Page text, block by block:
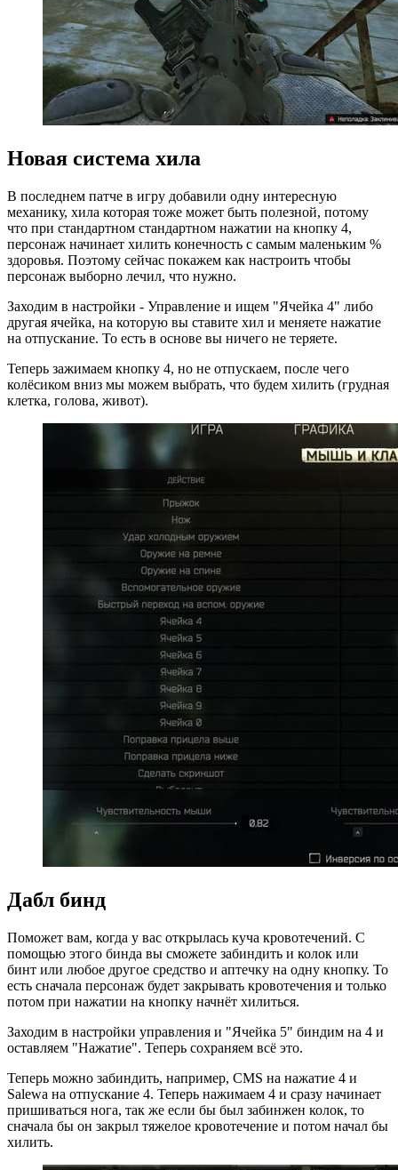
Новая система хила
В последнем патче в игру добавили одну интересную
механику, хила которая тоже может быть полезной, потому
что при стандартном стандартном нажатии на кнопку 4,
персонаж начинает хилить конечность с самым маленьким %
здоровья. Поэтому сейчас покажем как настроить чтобы
персонаж выборно лечил, что нужно.
Заходим в настройки - Управление и ищем "Ячейка 4" либо
другая ячейка, на которую вы ставите хил и меняете нажатие
на отпускание. То есть в основе вы ничего не теряете.
Теперь зажимаем кнопку 4, но не отпускаем, после чего
колёсиком вниз мы можем выбрать, что будем хилить (грудная
клетка, голова, живот).
Дабл бинд
Поможет вам, когда у вас открылась куча кровотечений. С
помощью этого бинда вы сможете забиндить и колок или
бинт или любое другое средство и аптечку на одну кнопку. То
есть сначала персонаж будет закрывать кровотечения и только
потом при нажатии на кнопку начнёт хилиться.
Заходим в настройки управления и "Ячейка 5" биндим на 4 и
оставляем "Нажатие". Теперь сохраняем всё это.
Теперь можно забиндить, например, CMS на нажатие 4 и
Salewa на отпускание 4. Теперь нажимаем 4 и сразу начинает
пришиваться нога, так же если бы был забинжен колок, то
сначала бы он закрыл тяжелое кровотечение и потом начал бы
хилить.